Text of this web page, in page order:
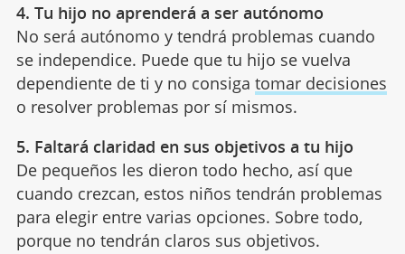
4. Tu hijo no aprenderá a ser autónomo
No será autónomo y tendrá problemas cuando
se independice. Puede que tu hijo se vuelva
dependiente de ti y no consiga tomar decisiones
o resolver problemas por sí mismos.
5. Faltará claridad en sus objetivos a tu hijo
De pequeños les dieron todo hecho, así que
cuando crezcan, estos niños tendrán problemas
para elegir entre varias opciones. Sobre todo,
porque no tendrán claros sus objetivos.